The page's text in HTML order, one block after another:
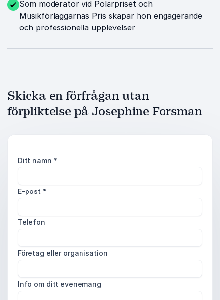
Som moderator vid Polarpriset och
Musikförläggarnas Pris skapar hon engagerande
och professionella upplevelser
Skicka en förfrågan utan
förpliktelse på Josephine Forsman
Ditt namn *
E-post *
Telefon
Företag eller organisation
Info om ditt evenemang